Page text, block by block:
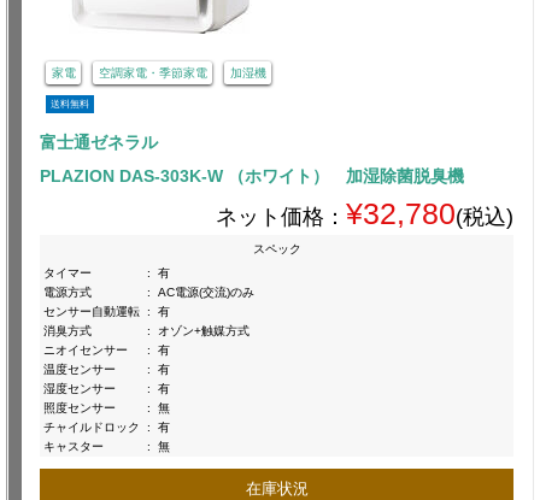
家電 空調家電・季節家電 加湿機
送料無料
富士通ゼネラル
PLAZION DAS-303K-W （ホワイト） 加湿除菌脱臭機
ネット価格： ¥32,780(税込)
スペック
タイマー
:
有
電源方式
:
AC電源(交流)のみ
センサー自動運転 :
有
消臭方式
:
オゾン+触媒方式
ニオイセンサー
:
有
温度センサー
:
有
湿度センサー
:
有
照度センサー
:
無
チャイルドロック
:
有
キャスター
: 無
在庫状況